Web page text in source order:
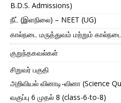
B.D.S. Admissions)
நீட் (இளநிலை) – NEET (UG)
கால்நடை மருத்துவம் மற்றும் கால்நடை
குறுந்தகவல்கள்
சிறுவர் பகுதி
அறிவியல் வினாடி-வினா (Science
வகுப்பு 6 முதல் 8 (class-6-to-8)